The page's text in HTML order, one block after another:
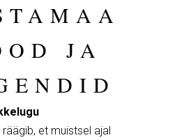
JA
et muistsel ajal